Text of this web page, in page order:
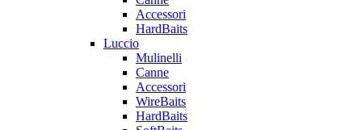
Accessori
HardBaits
Luccio
Mulinelli
Canne
Accessori
WireBaits
HardBaits